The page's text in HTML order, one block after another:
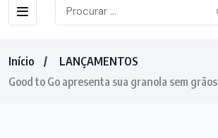
Início
LANÇAMENTOS
Good to Go apresenta sua granola sem grãos